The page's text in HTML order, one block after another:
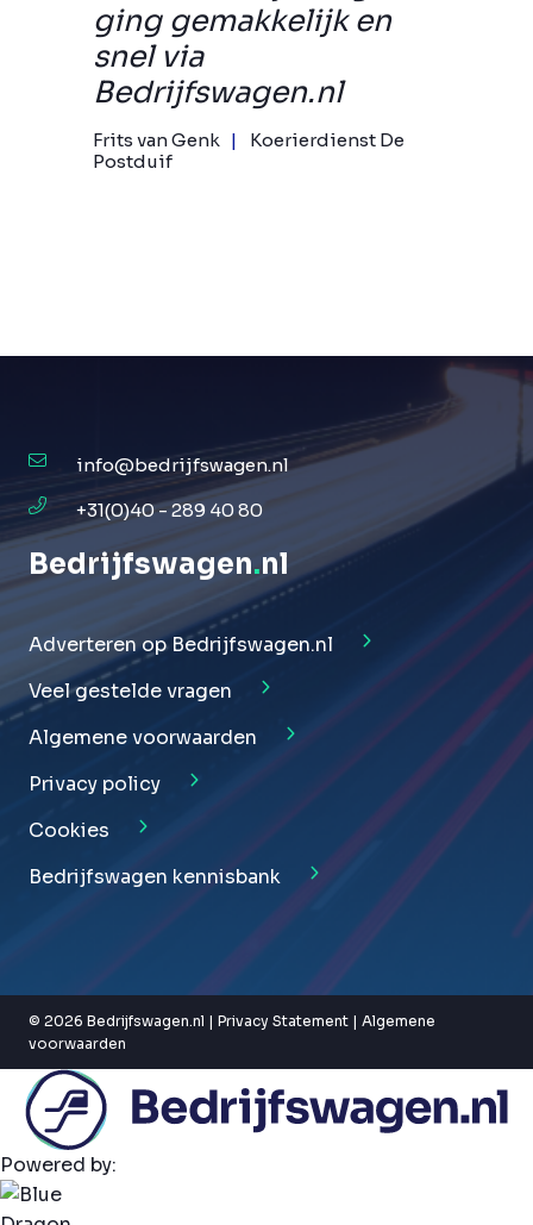
ging gemakkelijk en
snel via
Bedrijfswagen.nl
Frits van Genk
Koerierdienst De
Postduif
info@bedrijfswagen.nl
+31(0)40 - 289 40 80
Bedrijfswagen.nl
Adverteren op Bedrijfswagen.nl
Veel gestelde vragen
Algemene voorwaarden
Privacy policy
Cookies
Bedrijfswagen kennisbank
© 2026 Bedrijfswagen.nl | Privacy Statement | Algemene
voorwaarden
Powered by: